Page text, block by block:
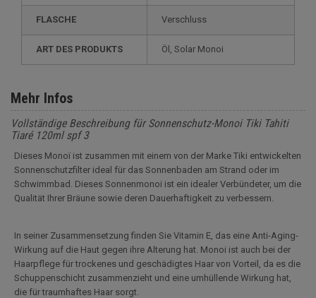
FLASCHE Verschluss
ART DES PRODUKTS Öl, Solar Monoi
Mehr Infos
Vollständige Beschreibung für Sonnenschutz-Monoi Tiki Tahiti
Tiaré 120ml spf 3
Dieses Monoï ist zusammen mit einem von der Marke Tiki entwickelten
Sonnenschutzfilter ideal für das Sonnenbaden am Strand oder im
Schwimmbad. Dieses Sonnenmonoi ist ein idealer Verbündeter, um die
Qualität Ihrer Bräune sowie deren Dauerhaftigkeit zu verbessern.
In seiner Zusammensetzung finden Sie Vitamin E, das eine Anti-Aging-
Wirkung auf die Haut gegen ihre Alterung hat. Monoi ist auch bei der
Haarpflege für trockenes und geschädigtes Haar von Vorteil, da es die
Schuppenschicht zusammenzieht und eine umhüllende Wirkung hat,
die für traumhaftes Haar sorgt.